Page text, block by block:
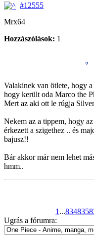
#12555
Mrx64
Hozzászólások: 1
Valakinek van ötlete, hogy
hogy került oda Marco the
Mert az aki ott le rúgja
Nekem az a tippem, hogy
érkezett a szigethez .. és
bajusz!!
Bár akkor már nem lehet
hmm..
1 ...834835
Ugrás a fórumra: